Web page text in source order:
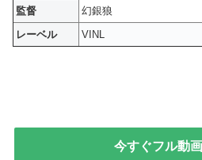
監督
幻銀狼
レーベル
VINL
今すぐフル動